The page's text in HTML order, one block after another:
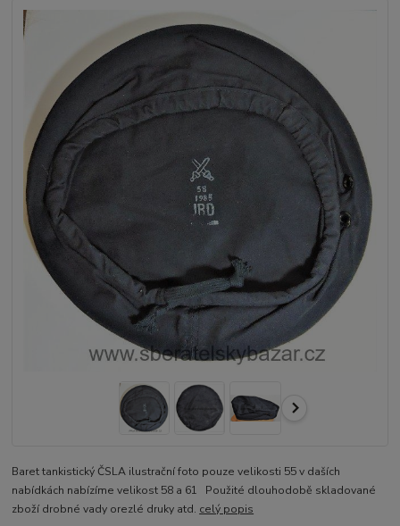
Baret tankistický ČSLA ilustrační foto pouze velikosti 55 v daších
nabídkách nabízíme velikost 58 a 61 Použité dlouhodobě skladované
zboží drobné vady orezlé druky atd. celý popis